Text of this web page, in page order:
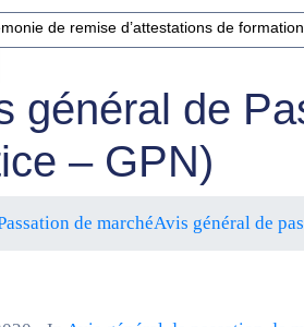
de remise d’attestations de
général de
– GPN)
de marchéAvis général de